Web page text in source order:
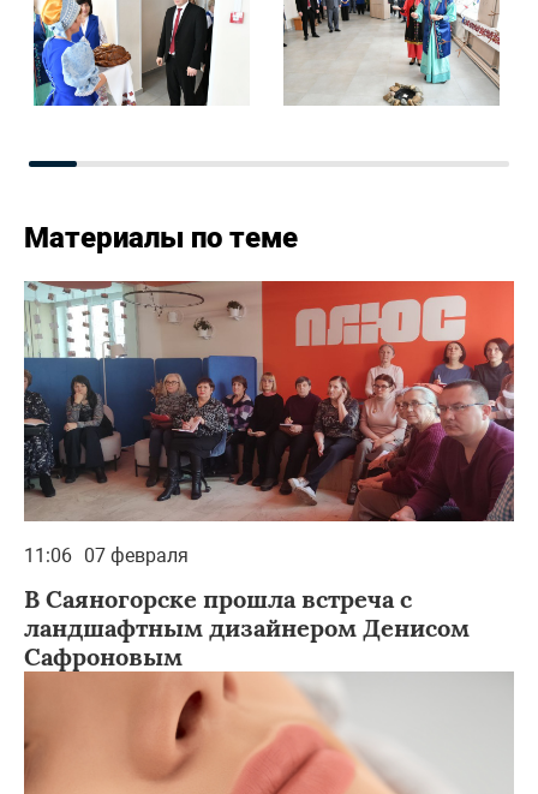
Материалы по теме
11:06 07 февраля
В Саяногорске прошла встреча с
ландшафтным дизайнером Денисом
Сафроновым